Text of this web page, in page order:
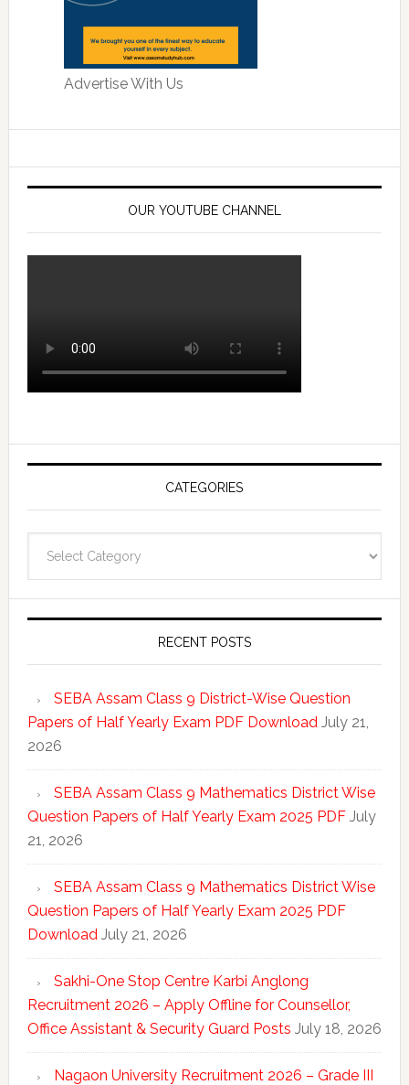
Advertise With Us
OUR YOUTUBE CHANNEL
CATEGORIES
RECENT POSTS
SEBA Assam Class 9 District-Wise Question
Papers of Half Yearly Exam PDF Download July 21,
2026
SEBA Assam Class 9 Mathematics District Wise
Question Papers of Half Yearly Exam 2025 PDF July
21, 2026
SEBA Assam Class 9 Mathematics District Wise
Question Papers of Half Yearly Exam 2025 PDF
Download July 21, 2026
Sakhi-One Stop Centre Karbi Anglong
Recruitment 2026 – Apply Offline for Counsellor,
Office Assistant & Security Guard Posts July 18, 2026
Nagaon University Recruitment 2026 – Grade III